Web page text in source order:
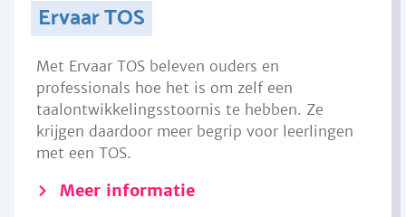
Ervaar TOS
Met Ervaar TOS beleven ouders en
professionals hoe het is om zelf een
taalontwikkelingsstoornis te hebben. Ze
krijgen daardoor meer begrip voor leerlingen
met een TOS.
Meer informatie